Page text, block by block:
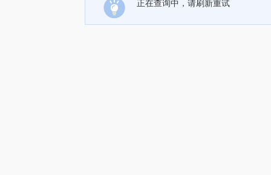
正在查询中，请刷新重试